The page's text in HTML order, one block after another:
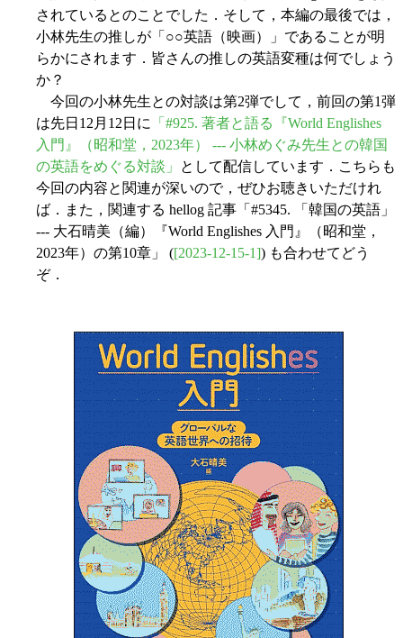
されているとのことでした．そして，本編の最後では，
小林先生の推しが「○○英語（映画）」であることが明
らかにされます．皆さんの推しの英語変種は何でしょう
か？
今回の小林先生との対談は第2弾でして，前回の第1弾
は先日12月12日に
「#925. 著者と語る『World Englishes
入門』（昭和堂，2023年） --- 小林めぐみ先生との韓国
の英語をめぐる対談」
として配信しています．こちらも
今回の内容と関連が深いので，ぜひお聴きいただけれ
ば．また，関連する hellog 記事「#5345. 「韓国の英語」
--- 大石晴美（編）『World Englishes 入門』（昭和堂，
2023年）の第10章」 ([2023-12-15-1]) も合わせてどう
ぞ．